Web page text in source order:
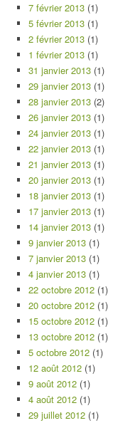
7 février 2013 (1)
5 février 2013 (1)
2 février 2013 (1)
1 février 2013 (1)
31 janvier 2013 (1)
29 janvier 2013 (1)
28 janvier 2013 (2)
26 janvier 2013 (1)
24 janvier 2013 (1)
22 janvier 2013 (1)
21 janvier 2013 (1)
20 janvier 2013 (1)
18 janvier 2013 (1)
17 janvier 2013 (1)
14 janvier 2013 (1)
9 janvier 2013 (1)
7 janvier 2013 (1)
4 janvier 2013 (1)
22 octobre 2012 (1)
20 octobre 2012 (1)
15 octobre 2012 (1)
13 octobre 2012 (1)
5 octobre 2012 (1)
12 août 2012 (1)
9 août 2012 (1)
4 août 2012 (1)
29 juillet 2012 (1)